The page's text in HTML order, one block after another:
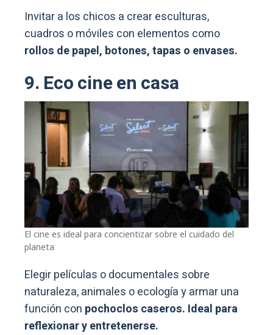
Invitar a los chicos a crear esculturas,
cuadros o móviles con elementos como
rollos de papel, botones, tapas o envases.
9. Eco cine en casa
El cine es ideal para concientizar sobre el cuidado del
planeta
Elegir películas o documentales sobre
naturaleza, animales o ecología y armar una
función con pochoclos caseros. Ideal para
reflexionar y entretenerse.